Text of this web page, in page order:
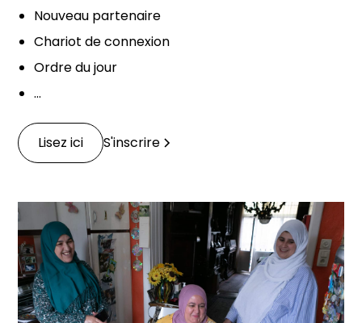
Nouveau partenaire
Chariot de connexion
Ordre du jour
...
Lisez ici S'inscrire